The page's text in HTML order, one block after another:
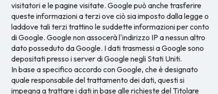
visitatori e le pagine visitate. Google può anche trasferire
queste informazioni a terzi ove ciò sia imposto dalla legge o
laddove tali terzi trattino le suddette informazioni per conto
di Google. Google non assocerà l'indirizzo IP a nessun altro
dato posseduto da Google. I dati trasmessi a Google sono
depositati presso i server di Google negli Stati Uniti.
In base a specifico accordo con Google, che è designato
quale responsabile del trattamento dei dati, questi si
impegna a trattare i dati in base alle richieste del Titolare